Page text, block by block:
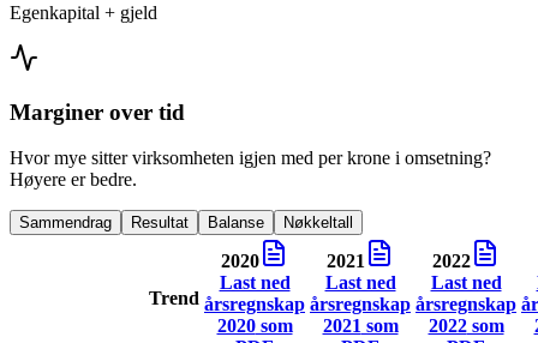
Egenkapital + gjeld
Marginer over tid
Hvor mye sitter virksomheten igjen med per krone i omsetning?
Høyere er bedre.
Sammendrag Resultat Balanse Nøkkeltall
Trend
2020
Last ned
årsregnskap
2020som
2021
Last ned
årsregnskap
2021 som
2022
Last ned
årsregnskap
2022som